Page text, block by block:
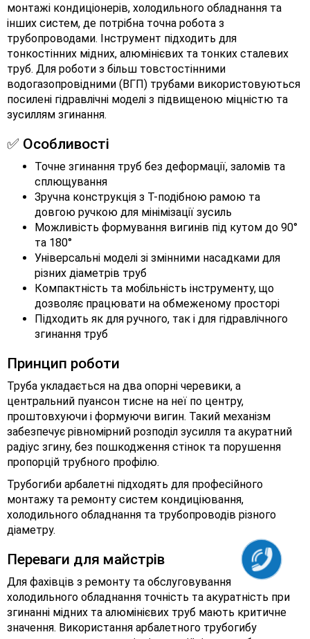
монтажі кондиціонерів, холодильного обладнання та
інших систем, де потрібна точна робота з
трубопроводами. Інструмент підходить для
тонкостінних мідних, алюмінієвих та тонких сталевих
труб. Для роботи з більш товстостінними
водогазопровідними (ВГП) трубами використовуються
посилені гідравлічні моделі з підвищеною міцністю та
зусиллям згинання.
✅ Особливості
Точне згинання труб без деформації, заломів та
сплющування
Зручна конструкція з Т-подібною рамою та
довгою ручкою для мінімізації зусиль
Можливість формування вигинів під кутом до 90°
та 180°
Універсальні моделі зі змінними насадками для
різних діаметрів труб
Компактність та мобільність інструменту, що
дозволяє працювати на обмеженому просторі
Підходить як для ручного, так і для гідравлічного
згинання труб
Принцип роботи
Труба укладається на два опорні черевики, а
центральний пуансон тисне на неї по центру,
проштовхуючи і формуючи вигин. Такий механізм
забезпечує рівномірний розподіл зусилля та акуратний
радіус згину, без пошкодження стінок та порушення
пропорцій трубного профілю.
Трубогиби арбалетні підходять для професійного
монтажу та ремонту систем кондиціювання,
холодильного обладнання та трубопроводів різного
діаметру.
Переваги для майстрів
Для фахівців з ремонту та обслуговування
холодильного обладнання точність та акуратність при
згинанні мідних та алюмінієвих труб мають критичне
значення. Використання арбалетного трубогибу